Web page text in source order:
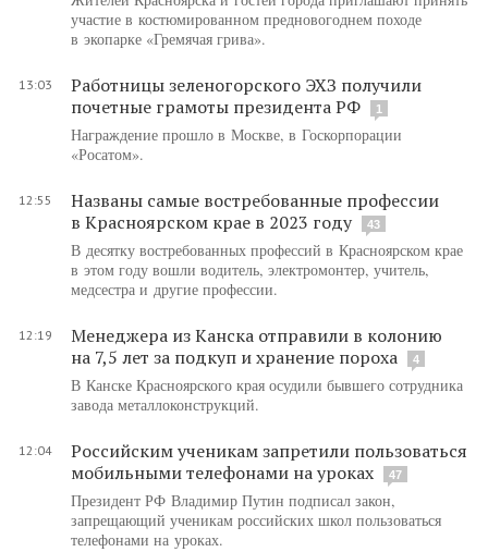
участие в костюмированном предновогоднем походе
в экопарке «Гремячая грива».
13:03
Работницы зеленогорского ЭХЗ получили
почетные грамоты президента РФ
1
Награждение прошло в Москве, в Госкорпорации
«Росатом».
12:55
Названы самые востребованные профессии
в Красноярском крае в 2023 году
43
В десятку востребованных профессий в Красноярском крае
в этом году вошли водитель, электромонтер, учитель,
медсестра и другие профессии.
12:19
Менеджера из Канска отправили в колонию
на 7,5 лет за подкуп и хранение пороха
4
В Канске Красноярского края осудили бывшего сотрудника
завода металлоконструкций.
12:04
Российским ученикам запретили пользоваться
мобильными телефонами на уроках
47
Президент РФ Владимир Путин подписал закон,
запрещающий ученикам российских школ пользоваться
телефонами на уроках.